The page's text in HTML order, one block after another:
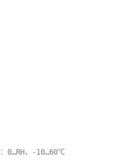
0…RH，-10…60℃